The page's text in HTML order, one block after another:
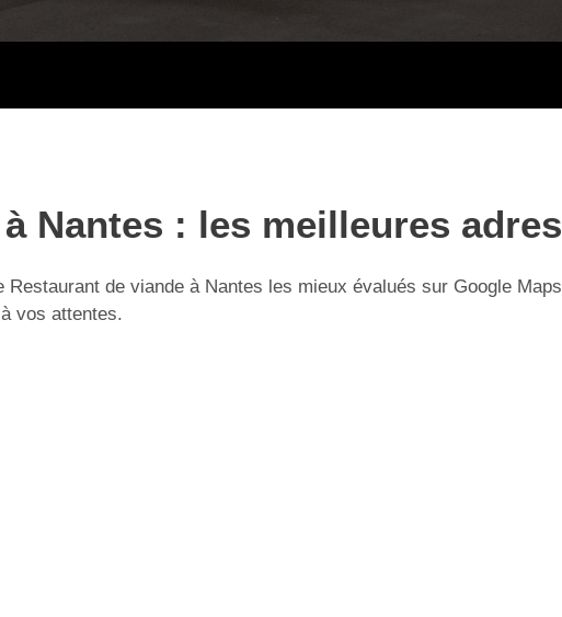
Nantes : les meilleures
de viande à Nantes les mieux évalués sur Google
vos attentes.